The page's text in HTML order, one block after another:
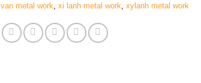
van metal work xi lanh metal work xylanh metal work